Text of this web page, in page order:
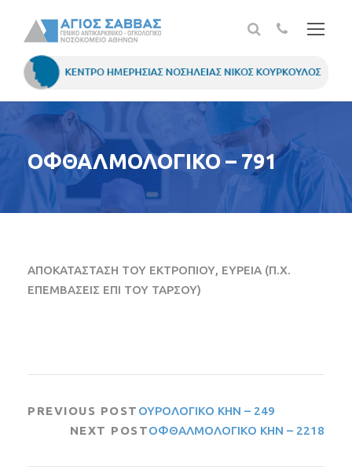
ΟΦΘΑΛΜΟΛΟΓΙΚΟ – 791
ΑΠΟΚΑΤΑΣΤΑΣΗ ΤΟΥ ΕΚΤΡΟΠΙΟΥ, ΕΥΡΕΙΑ (Π.Χ.
ΕΠΕΜΒΑΣΕΙΣ ΕΠΙ ΤΟΥ ΤΑΡΣΟΥ)
PREVIOUS POST ΟΥΡΟΛΟΓΙΚΟ ΚΗΝ – 249
NEXT POSTΟΦΘΑΛΜΟΛΟΓΙΚΟ ΚΗΝ – 2218